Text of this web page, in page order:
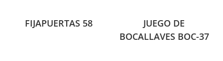
FIJAPUERTAS 58
JUEGO DE
BOCALLAVES BOC-37